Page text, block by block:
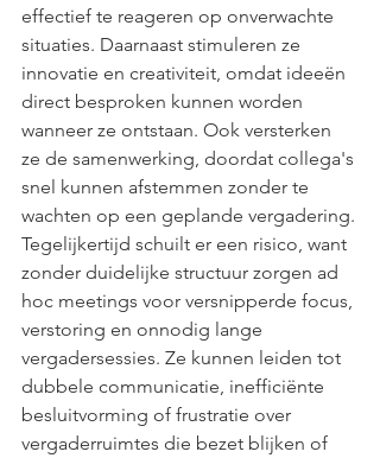
effectief te reageren op onverwachte
situaties. Daarnaast stimuleren ze
innovatie en creativiteit, omdat ideeën
direct besproken kunnen worden
wanneer ze ontstaan. Ook versterken
ze de samenwerking, doordat collega's
snel kunnen afstemmen zonder te
wachten op een geplande vergadering.
Tegelijkertijd schuilt er een risico, want
zonder duidelijke structuur zorgen ad
hoc meetings voor versnipperde focus,
verstoring en onnodig lange
vergadersessies. Ze kunnen leiden tot
dubbele communicatie, inefficiënte
besluitvorming of frustratie over
vergaderruimtes die bezet blijken of